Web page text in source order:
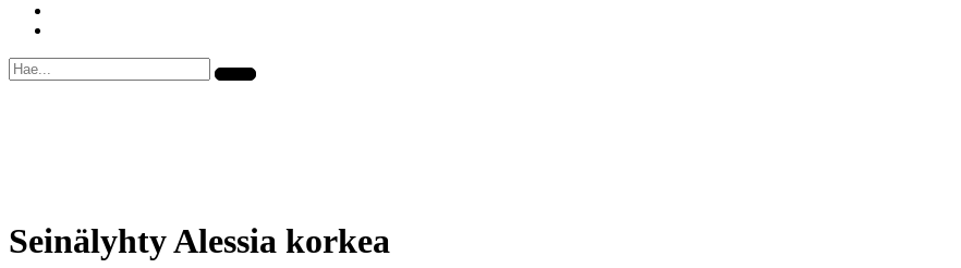
Seinälyhty Alessia korkea